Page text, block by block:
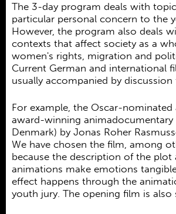
The 3-day program deals with
particular personal concern to the
However, the program also deals
contexts that affect society as a
women's rights, migration and
Current German and international
usually accompanied by discussion
For example, the Oscar-
award-winning animadocumentary
Denmark) by Jonas Roher
We have chosen the film, among
because the description of the plot
animations make emotions
effect happens through the
youth jury. The opening film is also